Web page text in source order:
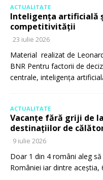
ACTUALITATE
Inteligența artificială
competitivității
23 iulie 2026
Material realizat de
BNR Pentru factorii de
centrale, inteligența
ACTUALITATE
Vacanțe fără griji de la
destinațiilor de
9 iulie 2026
Doar 1 din 4 români aleg
României iar dintre aceștia,